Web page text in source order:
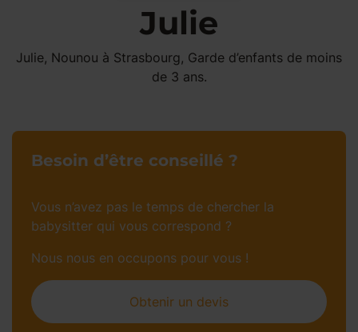
Julie
Julie, Nounou à Strasbourg, Garde d’enfants de moins
de 3 ans.
Besoin d’être conseillé ?
Vous n’avez pas le temps de chercher la
babysitter qui vous correspond ?
Nous nous en occupons pour vous !
Obtenir un devis